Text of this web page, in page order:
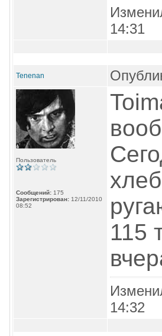
14:31
Tenenan
Пользователь
Сообщений: 175
Зарегистрирован: 12/11/2010
08:52
115
14:32